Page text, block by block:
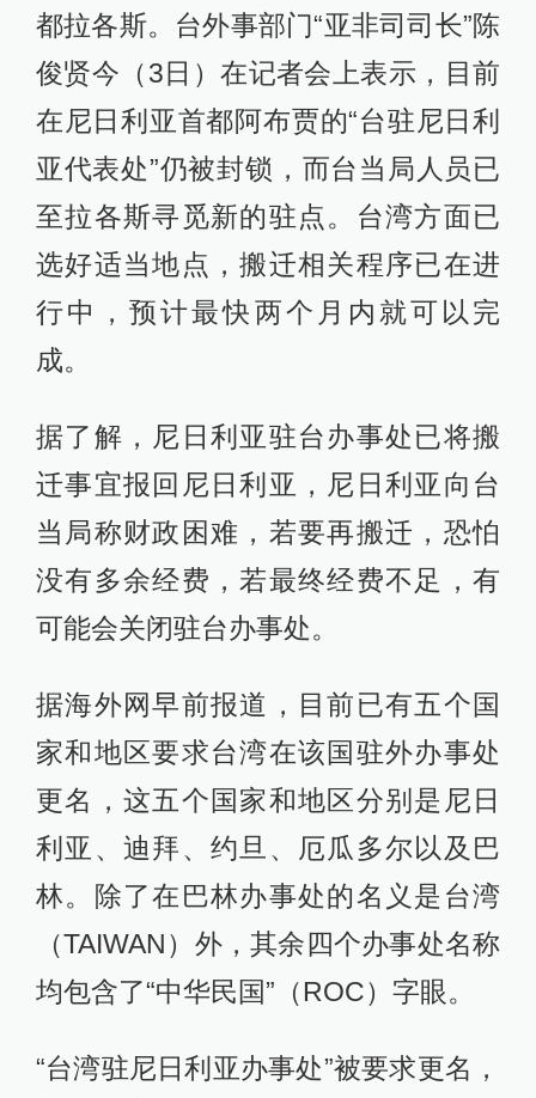
都拉各斯。台外事部门“亚非司司长”陈
俊贤今（3日）在记者会上表示，目前
在尼日利亚首都阿布贾的“台驻尼日利
亚代表处”仍被封锁，而台当局人员已
至拉各斯寻觅新的驻点。台湾方面已
选好适当地点，搬迁相关程序已在进
行中，预计最快两个月内就可以完
成。
据了解，尼日利亚驻台办事处已将搬
迁事宜报回尼日利亚，尼日利亚向台
当局称财政困难，若要再搬迁，恐怕
没有多余经费，若最终经费不足，有
可能会关闭驻台办事处。
据海外网早前报道，目前已有五个国
家和地区要求台湾在该国驻外办事处
更名，这五个国家和地区分别是尼日
利亚、迪拜、约旦、厄瓜多尔以及巴
林。除了在巴林办事处的名义是台湾
（TAIWAN）外，其余四个办事处名称
均包含了“中华民国”（ROC）字眼。
“台湾驻尼日利亚办事处”被要求更名，